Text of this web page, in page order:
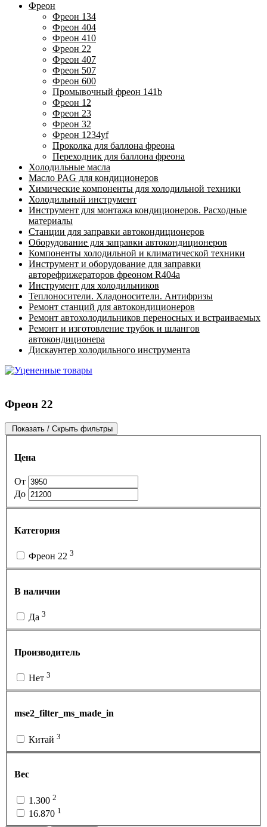
Фреон
Фреон 134
Фреон 404
Фреон 410
Фреон 22
Фреон 407
Фреон 507
Фреон 600
Промывочный фреон 141b
Фреон 12
Фреон 23
Фреон 32
Фреон 1234yf
Проколка для баллона фреона
Переходник для баллона фреона
Холодильные масла
Масло PAG для кондиционеров
Химические компоненты для холодильной техники
Холодильный инструмент
Инструмент для монтажа кондиционеров. Расходные
материалы
Станции для заправки автокондиционеров
Оборудование для заправки автокондиционеров
Компоненты холодильной и климатической техники
Инструмент и оборудование для заправки
авторефрижераторов фреоном R404a
Инструмент для холодильников
Теплоносители. Хладоносители. Антифризы
Ремонт станций для автокондиционеров
Ремонт автохолодильников переносных и встраиваемых
Ремонт и изготовление трубок и шлангов
автокондиционера
Дискаунтер холодильного инструмента
Фреон 22
Показать / Скрыть фильтры
Цена
От
До
Категория
Фреон 22 3
В наличии
Да 3
Производитель
Нет 3
mse2_filter_ms_made_in
Китай 3
Вес
1.300 2
16.870 1